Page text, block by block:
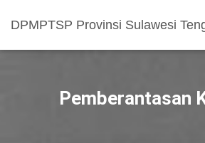
DPMPTSP Provinsi Sulawesi
Pemberantasan